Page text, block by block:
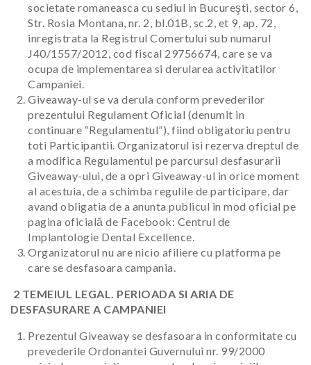
societate romaneasca cu sediul in Bucureşti, sector 6,
Str. Rosia Montana, nr. 2, bl.01B, sc.2, et 9, ap. 72,
inregistrata la Registrul Comertului sub numarul
J40/1557/2012, cod fiscal 29756674, care se va
ocupa de implementarea si derularea activitatilor
Campaniei.
Giveaway-ul se va derula conform prevederilor
prezentului Regulament Oficial (denumit in
continuare “Regulamentul”), fiind obligatoriu pentru
toti Participantii. Organizatorul isi rezerva dreptul de
a modifica Regulamentul pe parcursul desfasurarii
Giveaway-ului, de a opri Giveaway-ul in orice moment
al acestuia, de a schimba regulile de participare, dar
avand obligatia de a anunta publicul in mod oficial pe
pagina oficială de Facebook: Centrul de
Implantologie Dental Excellence.
Organizatorul nu are nicio afiliere cu platforma pe
care se desfasoara campania.
2 TEMEIUL LEGAL. PERIOADA SI ARIA DE
DESFASURARE A CAMPANIEI
Prezentul Giveaway se desfasoara in conformitate cu
prevederile Ordonantei Guvernului nr. 99/2000